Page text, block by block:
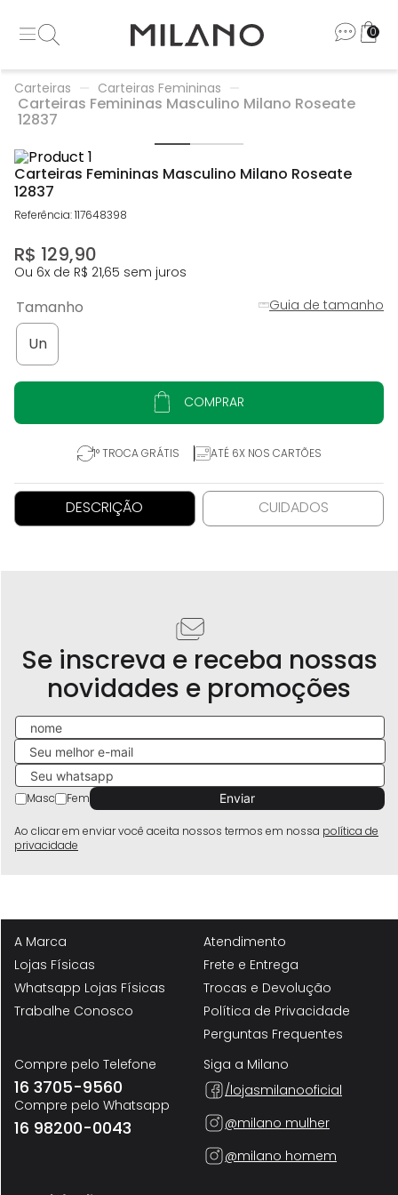
0
Carteiras Carteiras Femininas
Carteiras Femininas Masculino Milano Roseate
12837
Carteiras Femininas Masculino Milano Roseate
12837
Referência:117648398
R$ 129,90
Ou 6x de R$ 21,65 sem juros
Tamanho
Un
Guia de tamanho
COMPRAR
1° TROCA GRÁTIS ATÉ 6X NOS CARTÕES
DESCRIÇÃO CUIDADOS
Se inscreva e receba nossas
novidades e promoções
Masc Fem
Ao clicar em enviar você aceita nossos termos em nossa política de
privacidade
Produtos similares
Lojas Físicas
Whatsapp Lojas Físicas
Trabalhe Conosco
Atendimento
Frete e Entrega
Trocas e Devolução
Política de Privacidade
Perguntas Frequentes
Siga a Milano